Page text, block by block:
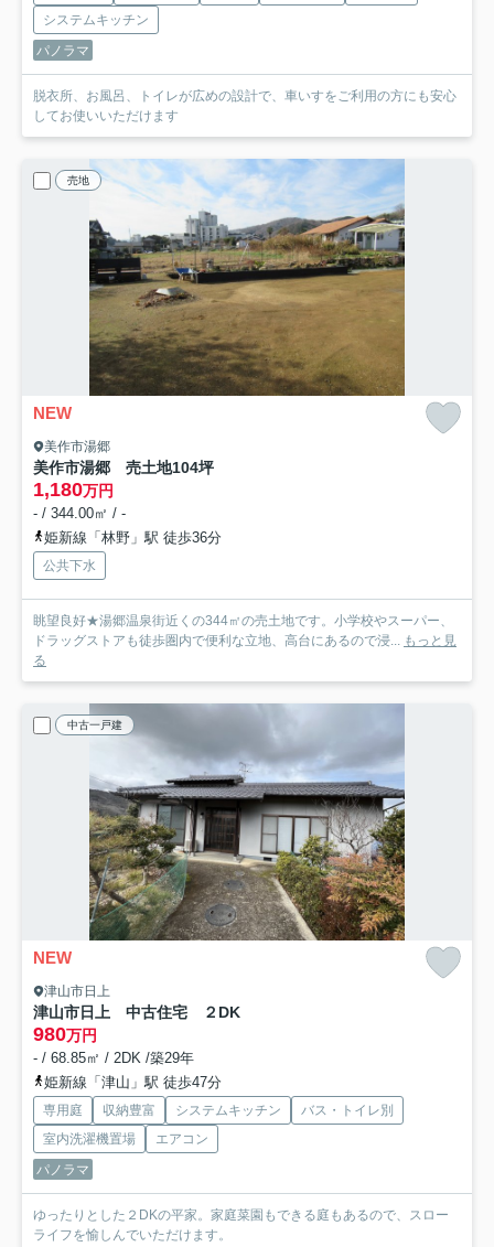
システムキッチン
パノラマ
脱衣所、お風呂、トイレが広めの設計で、車いすをご利用の方にも安心
してお使いいただけます
売地
NEW
美作市湯郷
美作市湯郷 売土地104坪
1,180万円
- / 344.00㎡ / -
姫新線「林野」駅 徒歩36分
公共下水
眺望良好★湯郷温泉街近くの344㎡の売土地です。小学校やスーパー、
ドラッグストアも徒歩圏内で便利な立地、高台にあるので浸...
もっと見
る
中古一戸建
NEW
津山市日上
津山市日上 中古住宅 ２DK
980万円
- / 68.85㎡ / 2DK /築29年
姫新線「津山」駅 徒歩47分
専用庭 収納豊富 システムキッチン
バス・トイレ別
室内洗濯機置場
エアコン
パノラマ
ゆったりとした２DKの平家。家庭菜園もできる庭もあるので、スロー
ライフを愉しんでいただけます。